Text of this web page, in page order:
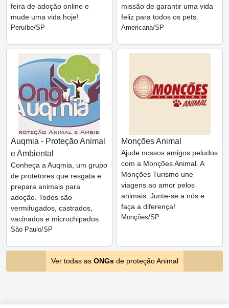
feira de adoção online e
mude uma vida hoje!
Peruíbe/SP
missão de garantir uma vida
feliz para todos os pets.
Americana/SP
Auqmia - Proteção Animal
e Ambiental
Conheça a Auqmia, um grupo
de protetores que resgata e
prepara animais para
adoção. Todos são
vermifugados, castrados,
vacinados e microchipados.
São Paulo/SP
Monções Animal
Ajude nossos amigos peludos
com a Monções Animal. A
Monções Turismo une
viagens ao amor pelos
animais. Junte-se a nós e
faça a diferença!
Monções/SP
Ver todas as ONGsde proteção Animal